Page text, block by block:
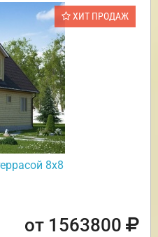
ХИТ ПРОДАЖ
8х8
от 1563800